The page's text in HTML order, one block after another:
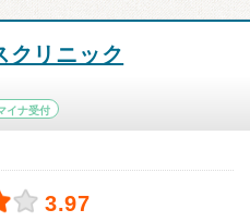
クリニック
イナ受付
3.97